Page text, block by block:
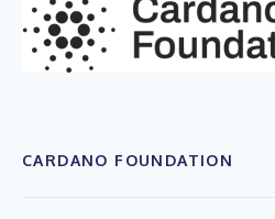
CARDANO FOUNDATION